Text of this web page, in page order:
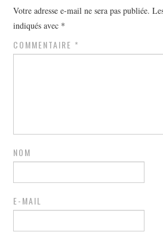
Votre adresse e-mail ne sera pas publiée.
indiqués avec *
COMMENTAIRE *
NOM
E-MAIL